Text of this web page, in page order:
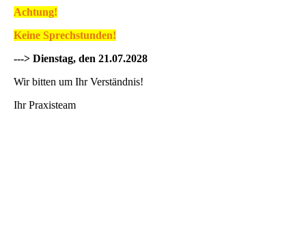
Achtung!
Keine Sprechstunden!
---> Dienstag, den 21.07.2028
Wir bitten um Ihr Verständnis!
Ihr Praxisteam